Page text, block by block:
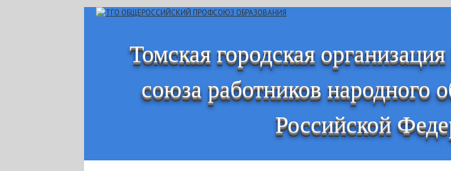
Томская городская
союза работников народного
Российской